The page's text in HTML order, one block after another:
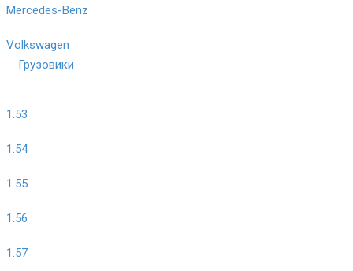
Mercedes-Benz
Volkswagen
Грузовики
1.53
1.54
1.55
1.56
1.57